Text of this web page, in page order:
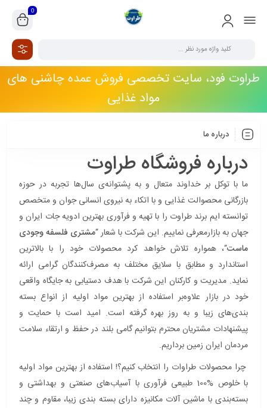
0
طراوت فود، سایت تخصصی فروش عمده چاشنی های
مواد غذایی
درباره ما
درباره فروشگاه طراوت
ما با توکل بر خداوند متعال و به پشتوانه‌ی سال‌ها تجربه در حوزه
بازرگانی محصوالت غذایی و با اتکاء به نیروی انسانی جوان و متخصص
توانسته ایم برند طراوت را با تهیه و فرآوری بهترین ادویه جات ایران و
جهان به بازارمعرفی نماییم. این شرکت با شعار “مشتری فلسفه وجودی
ماست“، همواره تلاش خواهد کرد محصولات خود را با بالاترین
استاندارد و مطابق با سلایق مختلف به مصرف‌کنندگان گرامی ارائه
نماید. مدیریت و کارکنان این شرکت با هدف دستیابی به جایگاه واقعی
خود در بازار علاوه‌بر استفاده از بهترین مواد اولیه از انواع بسته
بند‌ی‌های زیبا و به روز بهره گرفته است. امید است با حمایت و
پیشنهادات مشتریان محترم بتوانیم گامی بلند در حفظ و ارتقاء سلامت
مردمان ایران زمین برداریم.
چرا محصولات طراوات را انتخاب کنیم؟! استفاده از بهترین مواد اولیه
با خلوص %100 طبیعی فرآوری با آسیاب‌های صنعتی و بهداشتی و
بسته‌بندی با ماشین آلات مکانیزه دارای بسته بندی زیبا، مقاوم و چند